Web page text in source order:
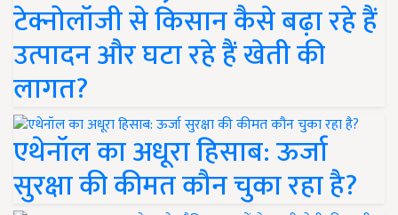
टेक्नोलॉजी से किसान कैसे बढ़ा रहे हैं
उत्पादन और घटा रहे हैं खेती की
लागत?
एथेनॉल का अधूरा हिसाब: ऊर्जा
सुरक्षा की कीमत कौन चुका रहा है?